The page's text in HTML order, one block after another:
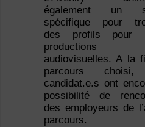
également un
spécifique pour
des profils pour
productions
audiovisuelles. A la
parcours
candidat.e.s ont
possibilité de
des employeurs de
parcours.